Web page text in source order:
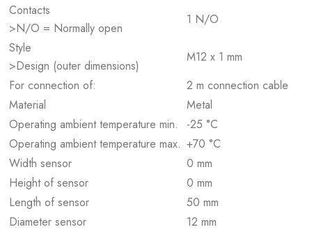
Contacts
>N/O = Normally open
1 N/O
Style
>Design (outer dimensions)
M12 x 1 mm
For connection of:
2 m connection cable
Material
Metal
Operating ambient temperature min.
-25 °C
Operating ambient temperature max. +70 °C
Width sensor
0 mm
Height of sensor
0 mm
Length of sensor
50 mm
Diameter sensor
12 mm